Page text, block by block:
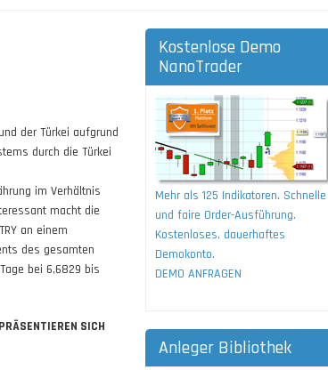
der Türkei aufgrund
durch die Türkei
im Verhältnis
macht die
an einem
des gesamten
bei 6,6829 bis
SICH
Kostenlose Demo
NanoTrader
Mehr als 125 Indikatoren. Schnelle
und faire Order-Ausführung.
Kostenloses, dauerhaftes
Demokonto.
DEMO ANFRAGEN
Anleger Bibliothek